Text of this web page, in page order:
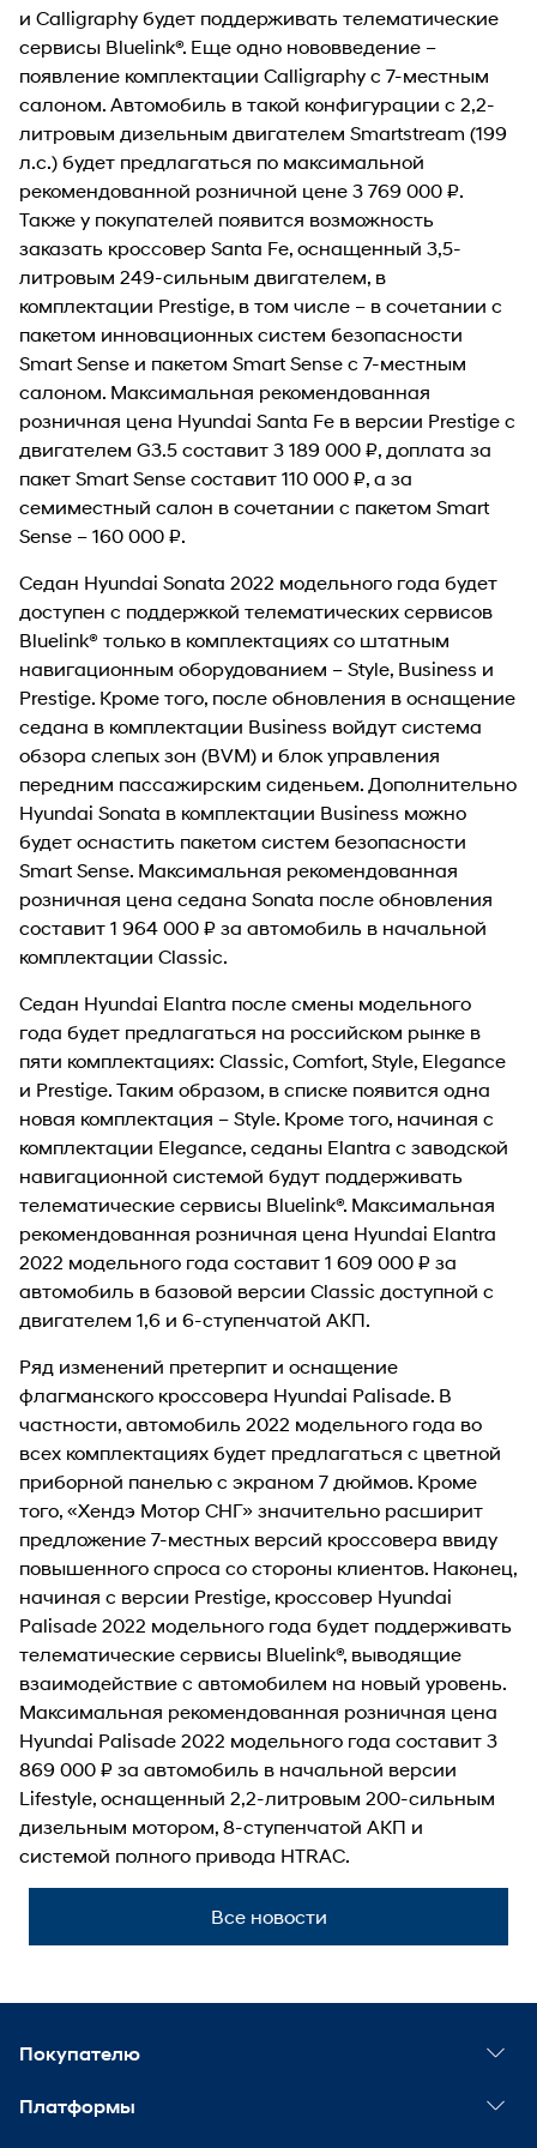
и Calligraphy будет поддерживать телематические
сервисы Bluelink®. Еще одно нововведение –
появление комплектации Calligraphy с 7-местным
салоном. Автомобиль в такой конфигурации с 2,2-
литровым дизельным двигателем Smartstream (199
л.с.) будет предлагаться по максимальной
рекомендованной розничной цене 3 769 000 ₽.
Также у покупателей появится возможность
заказать кроссовер Santa Fe, оснащенный 3,5-
литровым 249-сильным двигателем, в
комплектации Prestige, в том числе – в сочетании с
пакетом инновационных систем безопасности
Smart Sense и пакетом Smart Sense с 7-местным
салоном. Максимальная рекомендованная
розничная цена Hyundai Santa Fe в версии Prestige с
двигателем G3.5 составит 3 189 000 ₽, доплата за
пакет Smart Sense составит 110 000 ₽, а за
семиместный салон в сочетании с пакетом Smart
Sense – 160 000 ₽.
Седан Hyundai Sonata 2022 модельного года будет
доступен с поддержкой телематических сервисов
Bluelink® только в комплектациях со штатным
навигационным оборудованием – Style, Business и
Prestige. Кроме того, после обновления в оснащение
седана в комплектации Business войдут система
обзора слепых зон (BVM) и блок управления
передним пассажирским сиденьем. Дополнительно
Hyundai Sonata в комплектации Business можно
будет оснастить пакетом систем безопасности
Smart Sense. Максимальная рекомендованная
розничная цена седана Sonata после обновления
составит 1 964 000 ₽ за автомобиль в начальной
комплектации Classic.
Седан Hyundai Elantra после смены модельного
года будет предлагаться на российском рынке в
пяти комплектациях: Classic, Comfort, Style, Elegance
и Prestige. Таким образом, в списке появится одна
новая комплектация – Style. Кроме того, начиная с
комплектации Elegance, седаны Elantra с заводской
навигационной системой будут поддерживать
телематические сервисы Bluelink®. Максимальная
рекомендованная розничная цена Hyundai Elantra
2022 модельного года составит 1 609 000 ₽ за
автомобиль в базовой версии Classic доступной с
двигателем 1,6 и 6-ступенчатой АКП.
Ряд изменений претерпит и оснащение
флагманского кроссовера Hyundai Palisade. В
частности, автомобиль 2022 модельного года во
всех комплектациях будет предлагаться с цветной
приборной панелью с экраном 7 дюймов. Кроме
того, «Хендэ Мотор СНГ» значительно расширит
предложение 7-местных версий кроссовера ввиду
повышенного спроса со стороны клиентов. Наконец,
начиная с версии Prestige, кроссовер Hyundai
Palisade 2022 модельного года будет поддерживать
телематические сервисы Bluelink®, выводящие
взаимодействие с автомобилем на новый уровень.
Максимальная рекомендованная розничная цена
Hyundai Palisade 2022 модельного года составит 3
869 000 ₽ за автомобиль в начальной версии
Lifestyle, оснащенный 2,2-литровым 200-сильным
дизельным мотором, 8-ступенчатой АКП и
системой полного привода HTRAC.
Все новости
Покупателю
Спецпредложения
Платформы